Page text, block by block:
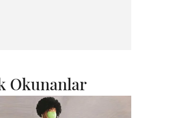
Okunanlar